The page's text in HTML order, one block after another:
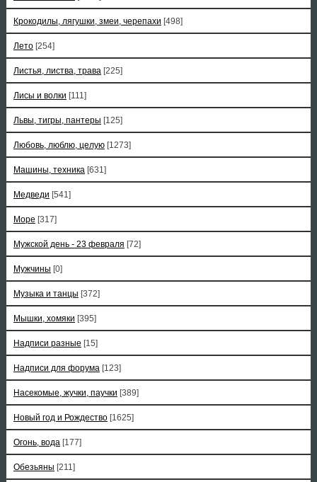
Крокодилы, лягушки, змеи, черепахи [498]
Лето [254]
Листья, листва, трава [225]
Лисы и волки [111]
Львы, тигры, пантеры [125]
Любовь, люблю, целую [1273]
Машины, техника [631]
Медведи [541]
Море [317]
Мужской день - 23 февраля [72]
Мужчины [0]
Музыка и танцы [372]
Мышки, хомяки [395]
Надписи разные [15]
Надписи для форума [123]
Насекомые, жучки, паучки [389]
Новый год и Рождество [1625]
Огонь, вода [177]
Обезьяны [211]